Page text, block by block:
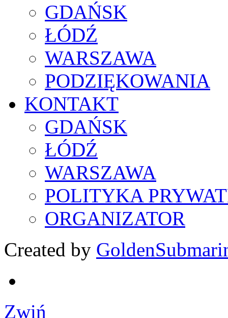
GDAŃSK
ŁÓDŹ
WARSZAWA
PODZIĘKOWANIA
KONTAKT
GDAŃSK
ŁÓDŹ
WARSZAWA
POLITYKA
ORGANIZATOR
Created by
Zwiń